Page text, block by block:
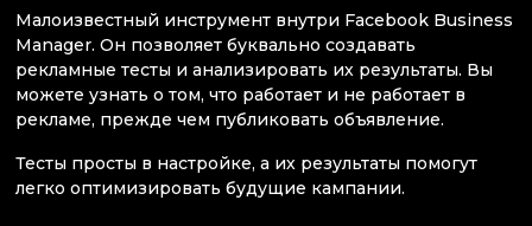
Малоизвестный инструмент внутри Facebook Business
Manager. Он позволяет буквально создавать
рекламные тесты и анализировать их результаты. Вы
можете узнать о том, что работает и не работает в
рекламе, прежде чем публиковать объявление.
Тесты просты в настройке, а их результаты помогут
легко оптимизировать будущие кампании.